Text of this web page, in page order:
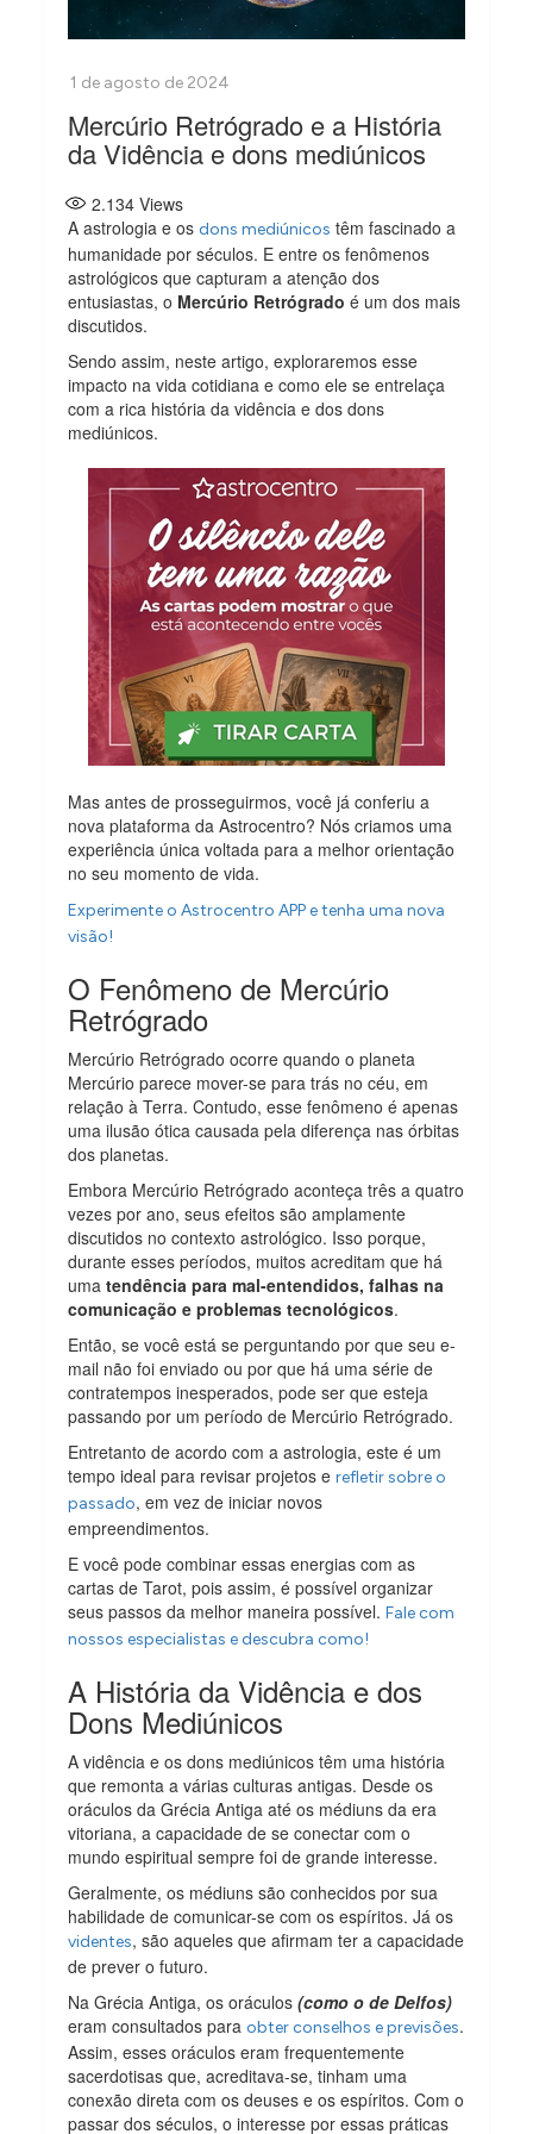
Mercúrio Retrógrado e a História
da Vidência e dons mediúnicos
2.134 Views
A astrologia e osdons mediúnicos têm fascinado a
humanidade por séculos. E entre os fenômenos
astrológicos que capturam a atenção dos
entusiastas, o Mercúrio Retrógrado é um dos mais
discutidos.
Sendo assim, neste artigo, exploraremos esse
impacto na vida cotidiana e como ele se entrelaça
com a rica história da vidência e dos dons
mediúnicos.
Mas antes de prosseguirmos, você já conferiu a
nova plataforma da Astrocentro? Nós criamos uma
experiência única voltada para a melhor orientação
no seu momento de vida.
Experimente o Astrocentro APP e tenha uma nova
visão!
O Fenômeno de Mercúrio
Retrógrado
Mercúrio Retrógrado ocorre quando o planeta
Mercúrio parece mover-se para trás no céu, em
relação à Terra. Contudo, esse fenômeno é apenas
uma ilusão ótica causada pela diferença nas órbitas
dos planetas.
Embora Mercúrio Retrógrado aconteça três a quatro
vezes por ano, seus efeitos são amplamente
discutidos no contexto astrológico. Isso porque,
durante esses períodos, muitos acreditam que há
umatendência para mal-entendidos, falhas na
comunicação e problemas tecnológicos.
Então, se você está se perguntando por que seu e-
mail não foi enviado ou por que há uma série de
contratempos inesperados, pode ser que esteja
passando por um período de Mercúrio Retrógrado.
Entretanto de acordo com a astrologia, este é um
tempo ideal para revisar projetos erefletir sobre o
passado, em vez de iniciar novos
empreendimentos.
E você pode combinar essas energias com as
cartas de Tarot, pois assim, é possível organizar
seus passos da melhor maneira possível.Fale com
nossos especialistas e descubra como!
A História da Vidência e dos
Dons Mediúnicos
A vidência e os dons mediúnicos têm uma história
que remonta a várias culturas antigas. Desde os
oráculos da Grécia Antiga até os médiuns da era
vitoriana, a capacidade de se conectar com o
mundo espiritual sempre foi de grande interesse.
Geralmente, os médiuns são conhecidos por sua
habilidade de comunicar-se com os espíritos. Já os
videntes, são aqueles que afirmam ter a capacidade
de prever o futuro.
Na Grécia Antiga, os oráculos(como o de Delfos)
eram consultados paraobter conselhos e previsões.
Assim, esses oráculos eram frequentemente
sacerdotisas que, acreditava-se, tinham uma
conexão direta com os deuses e os espíritos. Com o
passar dos séculos, o interesse por essas práticas